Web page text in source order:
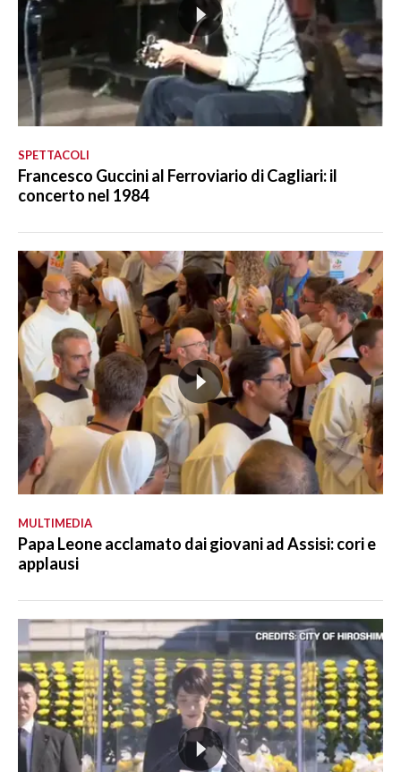
SPETTACOLI
Francesco Guccini al Ferroviario di Cagliari: il
concerto nel 1984
MULTIMEDIA
Papa Leone acclamato dai giovani ad Assisi: cori e
applausi